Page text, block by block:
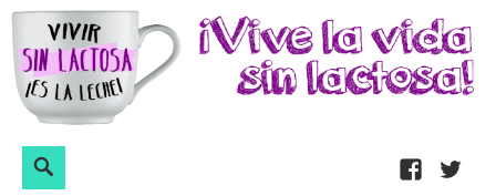
Skip
to
content
FacebookTwitter
Search